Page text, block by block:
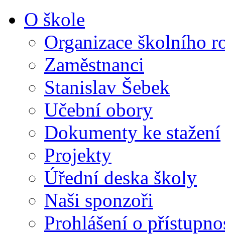
O škole
Organizace školního
Zaměstnanci
Stanislav Šebek
Učební obory
Dokumenty ke stažení
Projekty
Úřední deska školy
Naši sponzoři
Prohlášení o